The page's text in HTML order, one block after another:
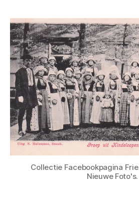
Collectie Facebookpagina
Nieuwe Foto's.